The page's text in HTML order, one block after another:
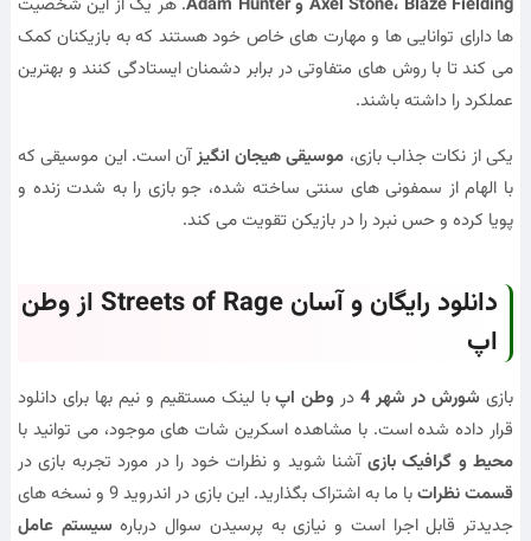
ها دارای توانایی ها و مهارت های خاص خود هستند که به بازیکنان کمک
می کند تا با روش های متفاوتی در برابر دشمنان ایستادگی کنند و بهترین
عملکرد را داشته باشند.
یکی از نکات جذاب بازی، موسیقی هیجان انگیزآن است. این موسیقی که
با الهام از سمفونی های سنتی ساخته شده، جو بازی را به شدت زنده و
پویا کرده و حس نبرد را در بازیکن تقویت می کند.
دانلود رایگان و آسان Streets of Rage از وطن
اپ
بازی شورش در شهر 4 در وطن اپبا لینک مستقیم و نیم بها برای دانلود
قرار داده شده است. با مشاهده اسکرین شات های موجود، می توانید با
محیط و گرافیک بازی آشنا شوید و نظرات خود را در مورد تجربه بازی در
قسمت نظرات
با ما به اشتراک بگذارید. این بازی در اندروید 9 و نسخه های
جدیدتر قابل اجرا است و نیازی به پرسیدن سوال درباره سیستم عامل